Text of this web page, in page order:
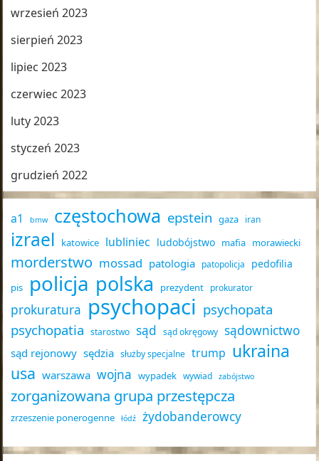
wrzesień 2023
sierpień 2023
lipiec 2023
czerwiec 2023
luty 2023
styczeń 2023
grudzień 2022
a1 bmw częstochowa epstein gaza iran
izrael katowice lubliniec ludobójstwo mafia morawiecki
morderstwo mossad patologia patopolicja pedofilia
pis policja polska prezydent prokurator
prokuratura psychopaci psychopata
psychopatia
starostwo sąd sąd okręgowy sądownictwo
sąd rejonowy sędzia służby specjalne trump ukraina
usa warszawa wojna wypadek wywiad zabójstwo
zorganizowana grupa przestępcza
zrzeszenie ponerogenne łódź żydobanderowcy